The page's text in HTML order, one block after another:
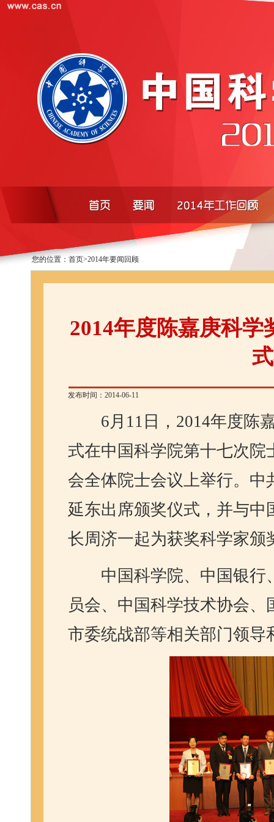
您的位置： 首页>2014年要闻回顾
2014年度陈嘉庚科
发布时间：2014-06-11
6月 11 日， 2014年度陈
式在中国科学院第十七次
会全体院士会议上举行。
延东出席颁奖仪式，并与
长周济一起为获奖科学家颁
中国科学院、中国银行
员会、中国科学技术协会
市委统战部等相关部门领导